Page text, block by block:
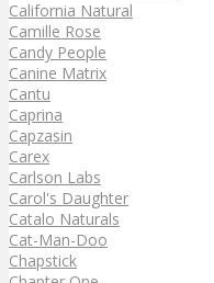
California Natural
Camille Rose
Candy People
Canine Matrix
Cantu
Caprina
Capzasin
Carex
Carlson Labs
Carol's Daughter
Catalo Naturals
Cat-Man-Doo
Chapstick